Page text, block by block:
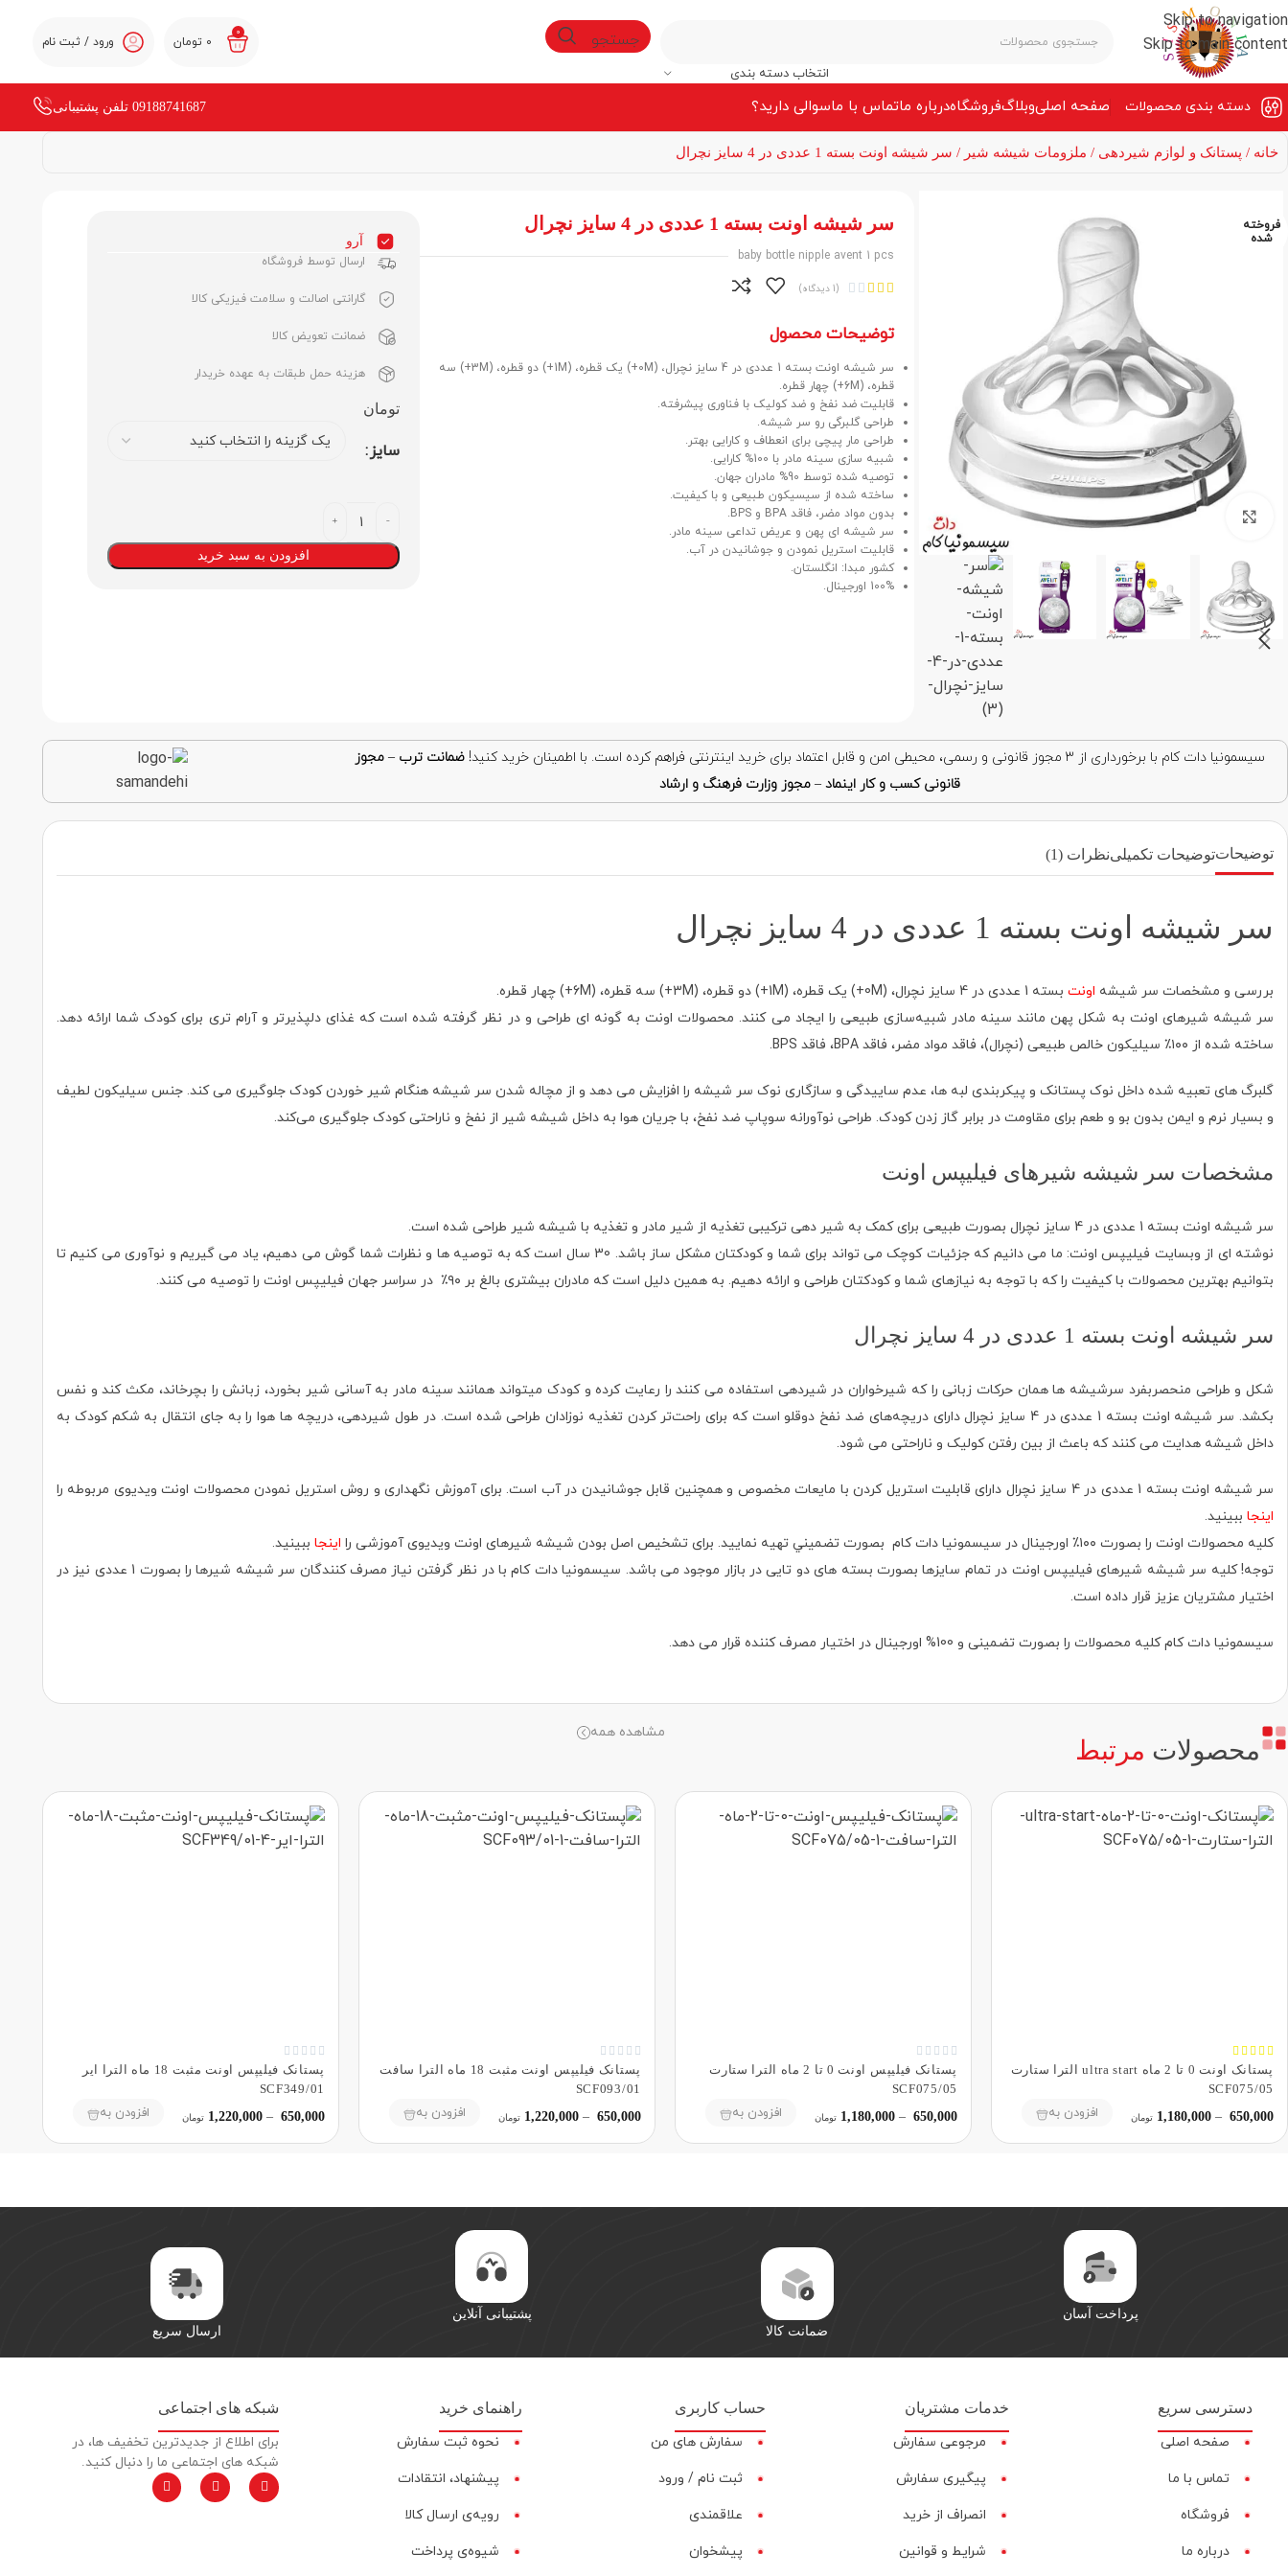
Skip to navigation
Skip to main content
انتخاب دسته بندی
جستجو 0
0 تومان ورود / ثبت نام
دسته بندی محصولات صفحه‌ اصلیوبلاگفروشگاهدرباره ماتماس با ماسوالی دارید؟ 09188741687 تلفن پشتیبانی
خانه پستانک و لوازم شیردهی ملزومات شیشه شیر سر شیشه اونت بسته 1 عددی در 4 سایز نچرال
فروخته
شده
برای بزرگنمایی کلیک کنید
سر شیشه اونت بسته 1 عددی در 4 سایز نچرال
baby bottle nipple avent 1 pcs




 (1 دیدگاه)
توضیحات محصول
سر شیشه اونت بسته 1 عددی در 4 سایز نچرال، (0M+) یک قطره، (1M+) دو قطره، (3M+) سه
قطره، (6M+) چهار قطره.
قابلیت ضد نفخ و ضد کولیک با فناوری پیشرفته.
طراحی گلبرگی رو سر شیشه.
طراحی مار پیچی برای انعطاف و کارایی بهتر.
شبیه سازی سینه مادر با 100% کارایی.
توصیه شده توسط 90% مادران جهان.
ساخته شده از سیسیکون طبیعی و با کیفیت.
بدون مواد مضر، فاقد BPA و BPS.
سر شیشه ای پهن و عریض تداعی سینه مادر.
قابلیت استریل نمودن و جوشانیدن در آب.
کشور مبدا: انگلستان.
100% اورجینال.
آرو
ارسال توسط فروشگاه
گارانتی اصالت و سلامت فیزیکی کالا
ضمانت تعویض کالا
هزینه حمل طبقات به عهده خریدار
تومان
سایز
افزودن به سبد خرید
سیسمونیا دات کام با برخورداری از ۳ مجوز قانونی و رسمی، محیطی امن و قابل اعتماد برای خرید اینترنتی فراهم کرده است. با اطمینان خرید کنید! ضمانت ترب – مجوز
قانونی کسب و کار اینماد– مجوز وزارت فرهنگ و ارشاد
توضیحاتتوضیحات تکمیلینظرات (1)
سر شیشه اونت بسته 1 عددی در 4 سایز نچرال
بررسی و مشخصات سر شیشه اونت بسته 1 عددی در 4 سایز نچرال، (0M+) یک قطره، (1M+) دو قطره، (3M+) سه قطره، (6M+) چهار قطره.
سر شیشه شیرهای اونت به شکل پهن مانند سینه مادر شبیه‌سازی طبیعی را ایجاد می کنند. محصولات اونت به گونه ای طراحی و در نظر گرفته شده است که غذای دلپذیرتر و آرام تری برای کودک شما ارائه دهد.
ساخته شده از ۱۰۰٪ سیلیکون خالص طبیعی (نچرال)، فاقد مواد مضر، فاقد BPA، فاقد BPS.
گلبرگ های تعبیه شده داخل نوک پستانک و پیکربندی لبه ها، عدم ساییدگی و سازگاری نوک سر شیشه را افزایش می دهد و از مچاله شدن سر شیشه هنگام شیر خوردن کودک جلوگیرى می کند. جنس سیلیکون لطیف
و بسیار نرم و ایمن بدون بو و طعم برای مقاومت در برابر گاز زدن کودک. طراحی نوآورانه سوپاپ ضد نفخ، با جریان هوا به داخل شیشه شیر از نفخ و ناراحتی کودک جلوگیری می‌کند.
مشخصات سر شیشه شیرهای فیلیپس اونت
سر شیشه اونت بسته 1 عددی در 4 سایز نچرال بصورت طبیعی برای کمک به شیر دهی ترکیبی تغذیه از شیر مادر و تغذیه با شیشه شیر طراحی شده است.
نوشته ای از وبسایت فیلیپس اونت: ما می دانیم که جزئیات کوچک می تواند برای شما و کودکتان مشکل ساز باشد. 30 سال است که به توصیه ها و نظرات شما گوش می دهیم، یاد می گیریم و نوآوری می کنیم تا
بتوانیم بهترین محصولات با کیفیت را که با توجه به نیازهای شما و کودکتان طراحی و ارائه دهیم. به همین دلیل است که مادران بیشتری بالغ بر ۹۰٪ در سراسر جهان فیلیپس اونت را توصیه می کنند.
سر شیشه اونت بسته 1 عددی در 4 سایز نچرال
شکل و طراحی منحصربفرد سرشیشه ها همان حرکات زبانی را که شیرخواران در شیردهی استفاده می کنند را رعایت کرده و کودک میتواند همانند سینه مادر به آسانی شیر بخورد، زبانش را بچرخاند، مکث کند و نفس
بکشد. سر شیشه اونت بسته 1 عددی در 4 سایز نچرال دارای دریچه‌های ضد نفخ دوقلو است که برای راحت‌تر کردن تغذیه نوزادان طراحی شده است. در طول شیردهی، دریچه ها هوا را به جای انتقال به شکم کودک به
داخل شیشه هدایت می کنند که باعث از بین رفتن کولیک و ناراحتی می شود.
سر شیشه اونت بسته 1 عددی در 4 سایز نچرال دارای قابلیت استریل کردن با مایعات‌ مخصوص و همچنین قابل جوشانیدن در آب است. برای آموزش نگهداری و روش استریل نمودن محصولات اونت ویدیوی مربوطه‌ را
اینجا ببینید.
کلیه محصولات اونت را بصورت ۱۰۰٪ اورجینال در سیسمونیا دات کام بصورت تضميني تهیه نمایید. برای تشخیص اصل بودن شیشه شیرهای اونت ویدیوی آموزشی را
اینجا ببینید.
توجه! کلیه سر شیشه شیرهای فیلیپس اونت در تمام سایزها بصورت بسته های دو تایی در بازار موجود می باشد. سیسمونیا دات کام با در نظر گرفتن نیاز مصرف کنندگان سر شیشه شیرها را بصورت 1 عددی نیز در
اختیار مشتریان عزیز قرار داده است.
سیسمونیا دات کام کلیه محصولات را بصورت تضمینی و 100% اورجینال در اختیار مصرف کننده قرار می دهد.
محصولات مرتبط
مشاهده همه





پستانک اونت 0 تا 2 ماه ultra start الترا ستارت
SCF075/05
650,000
–
1,180,000 تومان افزودن به





پستانک فیلیپس اونت 0 تا 2 ماه الترا ستارت
SCF075/05
650,000
–
1,180,000 تومان افزودن به





پستانک فیلیپس اونت مثبت 18 ماه الترا سافت
SCF093/01
650,000
–
1,220,000 تومان افزودن به





پستانک فیلیپس اونت مثبت 18 ماه الترا ایر
SCF349/01
650,000
–
1,220,000 تومان افزودن به
پرداخت آسان
ضمانت کالا
پشتیبانی آنلاین
ارسال سریع
دسترسی سریع
صفحه اصلی
تماس با ما
فروشگاه
درباره ما
خدمات مشتریان
مرجوعی سفارش
پیگیری سفارش
انصراف از خرید
شرایط و قوانین
حساب کاربری
سفارش های من
ثبت نام / ورود
علاقمندی
پیشخوان
راهنمای خرید
نحوه ثبت سفارش
پیشنهاد، انتقادات
رویه‌ی ارسال کالا
شیوه‌ی پرداخت
شبکه های اجتماعی
برای اطلاع از جدیدترین تخفیف ها، در
شبکه های اجتماعی ما را دنبال کنید.